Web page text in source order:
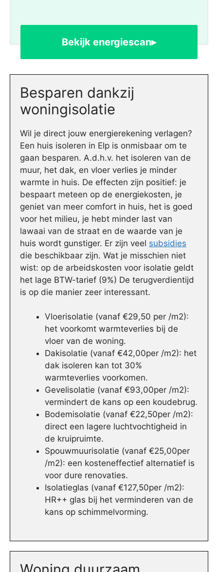
Bekijk energiescan▸
Besparen dankzij
woningisolatie
Wil je direct jouw energierekening verlagen?
Een huis isoleren in Elp is onmisbaar om te
gaan besparen. A.d.h.v. het isoleren van de
muur, het dak, en vloer verlies je minder
warmte in huis. De effecten zijn positief: je
bespaart meteen op de energiekosten, je
geniet van meer comfort in huis, het is goed
voor het milieu, je hebt minder last van
lawaai van de straat en de waarde van je
huis wordt gunstiger. Er zijn veel subsidies
die beschikbaar zijn. Wat je misschien niet
wist: op de arbeidskosten voor isolatie geldt
het lage BTW-tarief (9%) De terugverdientijd
is op die manier zeer interessant.
Vloerisolatie (vanaf €29,50 per /m2):
het voorkomt warmteverlies bij de
vloer van de woning.
Dakisolatie (vanaf €42,00per /m2): het
dak isoleren kan tot 30%
warmteverlies voorkomen.
Gevelisolatie (vanaf €93,00per /m2):
vermindert de kans op een koudebrug.
Bodemisolatie (vanaf €22,50per /m2):
direct een lagere luchtvochtigheid in
de kruipruimte.
Spouwmuurisolatie (vanaf €25,00per
/m2): een kosteneffectief alternatief is
voor dure renovaties.
Isolatieglas (vanaf €127,50per /m2):
HR++ glas bij het verminderen van de
kans op schimmelvorming.